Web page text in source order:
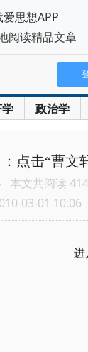
政治学
点击“曹文
本文共阅读
03-01 10:06
爱思想APP
阅读精品文章